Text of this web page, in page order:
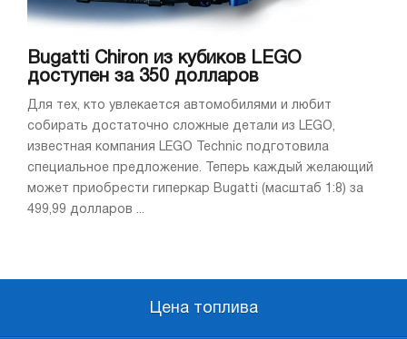
Bugatti Chiron из кубиков LEGO
доступен за 350 долларов
Для тех, кто увлекается автомобилями и любит
собирать достаточно сложные детали из LEGO,
известная компания LEGO Technic подготовила
специальное предложение. Теперь каждый желающий
может приобрести гиперкар Bugatti (масштаб 1:8) за
499,99 долларов ...
Цена топлива